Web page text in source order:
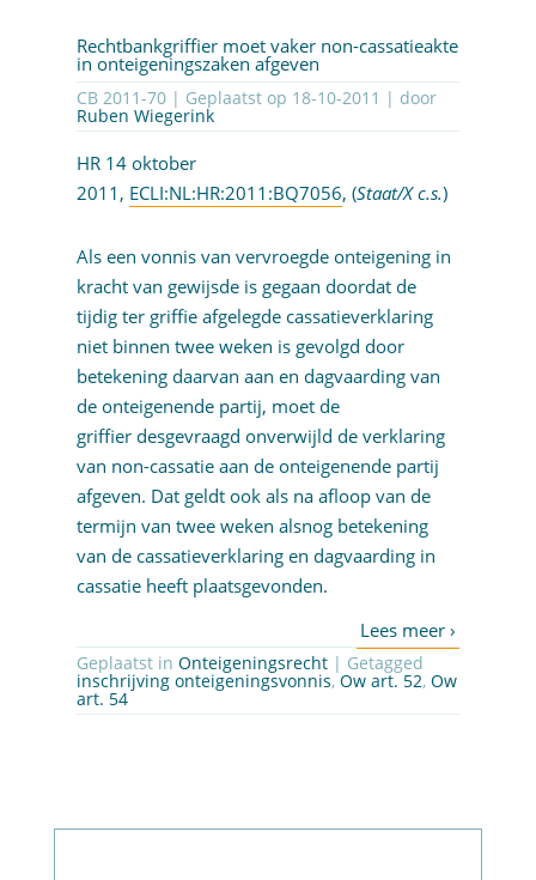
Rechtbankgriffier moet vaker non-cassatieakte
in onteigeningszaken afgeven
CB 2011-70 | Geplaatst op 18-10-2011 | door
Ruben Wiegerink
HR 14 oktober
2011, ECLI:NL:HR:2011:BQ7056, (Staat/X c.s.)
Als een vonnis van vervroegde onteigening in
kracht van gewijsde is gegaan doordat de
tijdig ter griffie afgelegde cassatieverklaring
niet binnen twee weken is gevolgd door
betekening daarvan aan en dagvaarding van
de onteigenende partij, moet de
griffier desgevraagd onverwijld de verklaring
van non-cassatie aan de onteigenende partij
afgeven. Dat geldt ook als na afloop van de
termijn van twee weken alsnog betekening
van de cassatieverklaring en dagvaarding in
cassatie heeft plaatsgevonden.
Geplaatst in Onteigeningsrecht | Getagged
inschrijving onteigeningsvonnis, Ow art. 52, Ow
art. 54